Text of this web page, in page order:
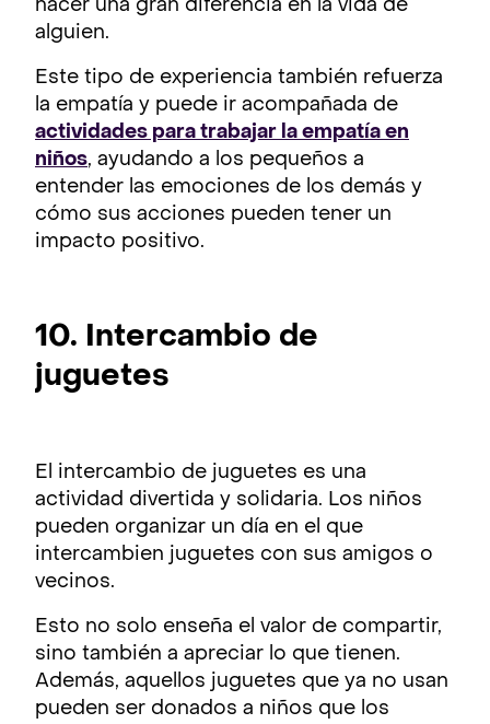
hacer una gran diferencia en la vida de
alguien.
Este tipo de experiencia también refuerza
la empatía y puede ir acompañada de
actividades para trabajar la empatía en
niños, ayudando a los pequeños a
entender las emociones de los demás y
cómo sus acciones pueden tener un
impacto positivo.
10. Intercambio de
juguetes
El intercambio de juguetes es una
actividad divertida y solidaria. Los niños
pueden organizar un día en el que
intercambien juguetes con sus amigos o
vecinos.
Esto no solo enseña el valor de compartir,
sino también a apreciar lo que tienen.
Además, aquellos juguetes que ya no usan
pueden ser donados a niños que los